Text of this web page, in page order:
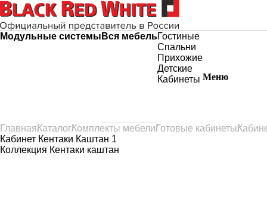
Модульные системы Вся мебельГостиные
Спальни
Прихожие
Детские
Кабинеты Меню
ГлавнаяКаталогКомплекты мебелиГотовые кабинеты
Кабинет Кентаки Каштан 1
Коллекция Кентаки каштан